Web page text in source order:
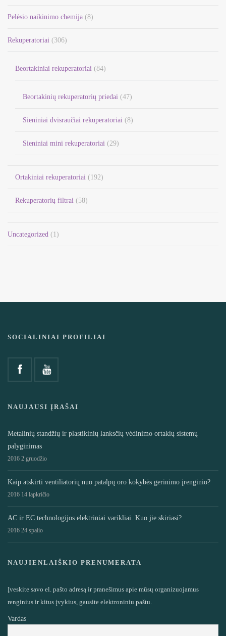
Pelėsio naikinimo chemija (8)
Rekuperatoriai (306)
Beortakiniai rekuperatoriai (84)
Beortakinių rekuperatorių priedai (47)
Sieniniai dvisraučiai rekuperatoriai (8)
Sieniniai mini rekuperatoriai (29)
Ortakiniai rekuperatoriai (192)
Rekuperatorių filtrai (58)
Uncategorized (1)
SOCIALINIAI PROFILIAI
NAUJAUSI ĮRAŠAI
Metalinių standžių ir plastikinių lanksčių vėdinimo ortakių sistemų
palyginimas
2016 2 gruodžio
Kaip atskirti ventiliatorių nuo patalpų oro kokybės gerinimo įrenginio?
2016 14 lapkričio
AC ir EC technologijos elektriniai varikliai. Kuo jie skiriasi?
2016 24 spalio
NAUJIENLAIŠKIO PRENUMERATA
Įveskite savo el. pašto adresą ir pranešimus apie mūsų organizuojamus
renginius ir kitus įvykius, gausite elektroniniu paštu.
Vardas